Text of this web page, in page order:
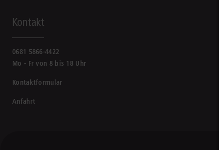
Kontakt
0681 5866-4422
Mo - Fr von 8 bis 18 Uhr
Kontaktformular
Anfahrt